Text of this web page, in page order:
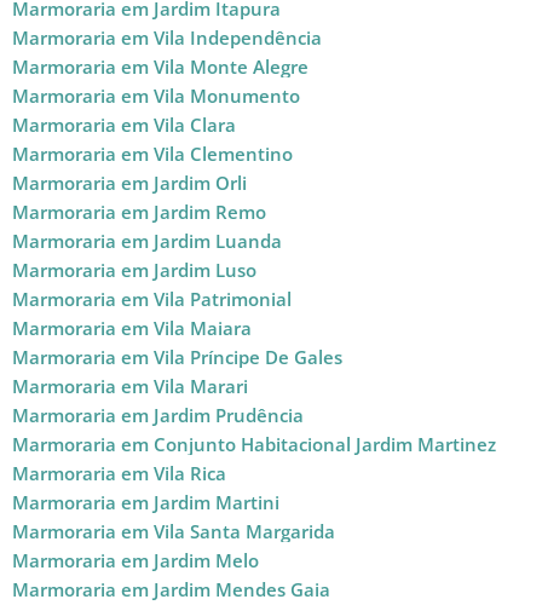
Marmoraria em Jardim Itapura
Marmoraria em Vila Independência
Marmoraria em Vila Monte Alegre
Marmoraria em Vila Monumento
Marmoraria em Vila Clara
Marmoraria em Vila Clementino
Marmoraria em Jardim Orli
Marmoraria em Jardim Remo
Marmoraria em Jardim Luanda
Marmoraria em Jardim Luso
Marmoraria em Vila Patrimonial
Marmoraria em Vila Maiara
Marmoraria em Vila Príncipe De Gales
Marmoraria em Vila Marari
Marmoraria em Jardim Prudência
Marmoraria em Conjunto Habitacional Jardim Martinez
Marmoraria em Vila Rica
Marmoraria em Jardim Martini
Marmoraria em Vila Santa Margarida
Marmoraria em Jardim Melo
Marmoraria em Jardim Mendes Gaia